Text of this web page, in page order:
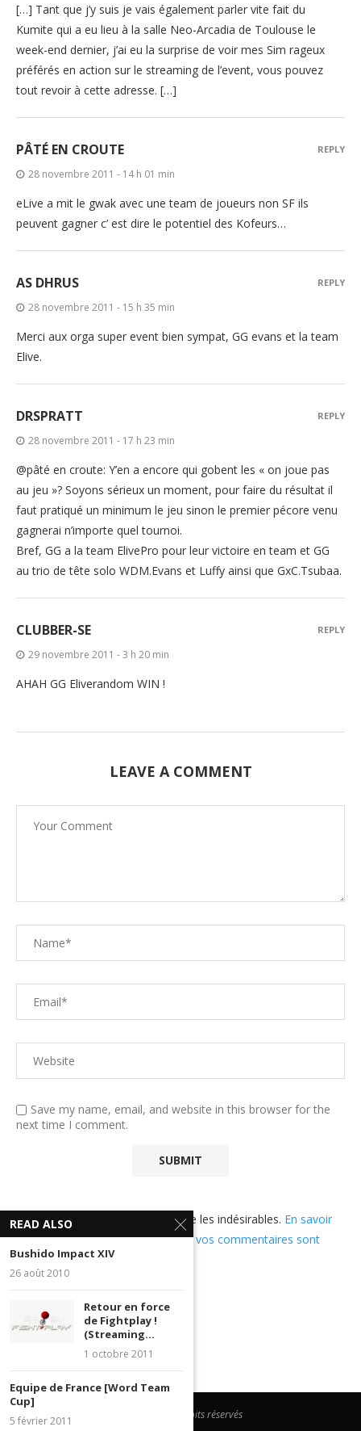
[…] Tant que j’y suis je vais également parler vite fait du
Kumite qui a eu lieu à la salle Neo-Arcadia de Toulouse le
week-end dernier, j’ai eu la surprise de voir mes Sim rageux
préférés en action sur le streaming de l’event, vous pouvez
tout revoir à cette adresse. […]
PÂTÉ EN CROUTE
28 novembre 2011 - 14 h 01 min
eLive a mit le gwak avec une team de joueurs non SF ils
peuvent gagner c’ est dire le potentiel des Kofeurs…
REPLY
AS DHRUS
28 novembre 2011 - 15 h 35 min
Merci aux orga super event bien sympat, GG evans et la team
Elive.
REPLY
DRSPRATT
28 novembre 2011 - 17 h 23 min
@pâté en croute: Y’en a encore qui gobent les « on joue pas
au jeu »? Soyons sérieux un moment, pour faire du résultat il
faut pratiqué un minimum le jeu sinon le premier pécore venu
gagnerai n’importe quel tournoi.
Bref, GG a la team ElivePro pour leur victoire en team et GG
au trio de tête solo WDM.Evans et Luffy ainsi que GxC.Tsubaa.
REPLY
CLUBBER-SE
29 novembre 2011 - 3 h 20 min
AHAH GG Eliverandom WIN !
REPLY
LEAVE A COMMENT
Save my name, email, and website in this browser for the
next time I comment.
Ce site utilise Akismet pour réduire les indésirables. En savoir
plus sur comment les données de vos commentaires sont
utilisées .
@2023 - Tous droits réservés
READ ALSO
Bushido Impact XIV
26 août 2010
Retour en force
de Fightplay !
(Streaming...
1 octobre 2011
Equipe de France [Word Team
Cup]
5 février 2011